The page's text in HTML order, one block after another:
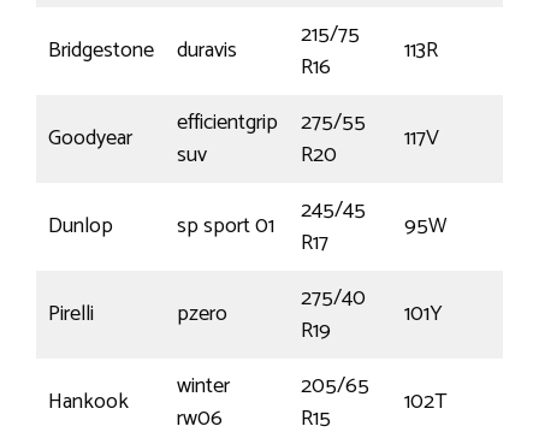
Bridgestone duravis
215/75
R16
113R
Goodyear
efficientgrip
suv
275/55
R20
117V
Dunlop sp sport 01
245/45
R17
95W
Pirelli pzero
275/40
R19
101Y
Hankook
winter
rw06
205/65
R15
102T